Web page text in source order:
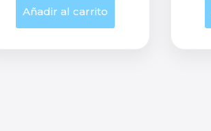
Añadir al carrito